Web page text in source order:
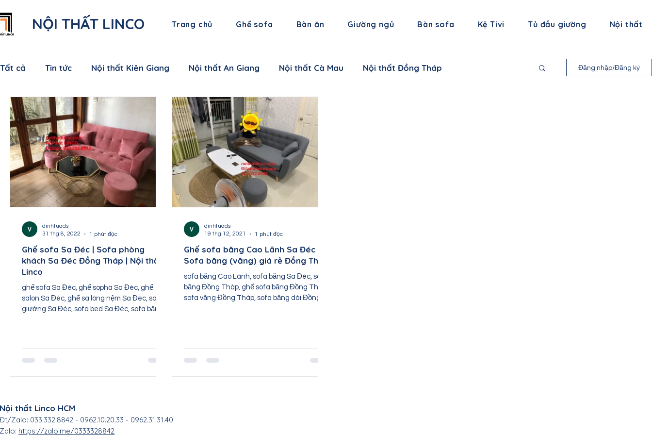
NỘI THẤT LINCO Trang chủ Ghế sofa Bàn ăn Giường ngủ Bàn sofa Kệ Tivi Tủ đầu giường Nội thất
Tất cả Tin tức Nội thất Kiên Giang Nội thất An Giang Nội thất Cà Mau Nội thất Đồng Tháp
Nội thất Bạc Liêu Nội thất Sóc Trăng Nội thất Hậu Giang
Nội thất Bến Tre Nội thất Tiền Giang Nội thất Cần Thơ Nội thất Ninh Bình
Nội thất Nam Định Nội thất Hưng Yên Nội thất Hà Nam Nội thất Bắc Giang
Nội thất Thái Nguyên Nội thất Tuyên Quang
Nội thất Sơn La Nội thất Lai Châu Nội thất Hòa Bình Nội thất Điện Biên
Đăng nhập/Đăng ký
Ghế sofa Sa Đéc | Sofa phòng
khách Sa Đéc Đồng Tháp | Nội thất
Linco
ghế sofa Sa Đéc, ghế sopha Sa Đéc, ghế
salon Sa Đéc, ghế sa lông nệm Sa Đéc, sofa
giường Sa Đéc, sofa bed Sa Đéc, sofa băng
dinhtuads
31 thg 8, 2022
1 phút đọc
Ghế sofa băng Cao Lãnh Sa Đéc |
Sofa băng (văng) giá rẻ Đồng Tháp
sofa băng Cao Lãnh, sofa băng Sa Đéc, sofa
băng Đồng Tháp, ghế sofa băng Đồng Tháp,
sofa văng Đồng Tháp, sofa băng dài Đồng
dinhtuads
19 thg 12, 2021
1 phút đọc
Nội thất Linco HCM
Đt/Zalo: 033.332.8842 - 0962.10.20.33 - 0962.31.31.40
Zalo: https://zalo.me/0333328842